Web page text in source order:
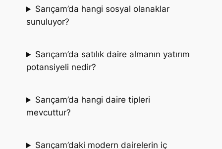
Sarıçam’da hangi sosyal olanaklar
sunuluyor?
Sarıçam’da satılık daire almanın yatırım
potansiyeli nedir?
Sarıçam’da hangi daire tipleri
mevcuttur?
Sarıçam’daki modern dairelerin iç